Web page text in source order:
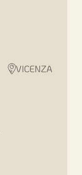
VICENZA